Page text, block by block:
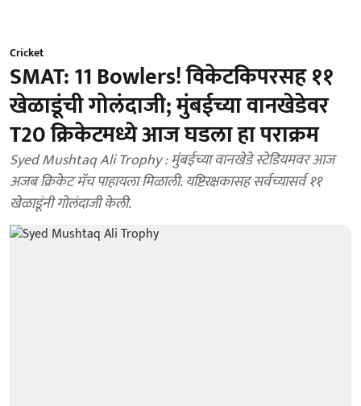
Cricket
SMAT: 11 Bowlers! विकेटकिपरसह ११
खेळाडूंची गोलंदाजी; मुंबईच्या वानखेडेवर
T20 क्रिकेटमध्ये आज घडला हा पराक्रम
Syed Mushtaq Ali Trophy : मुंबईच्या वानखेडे स्टेडियमवर आज
अजब क्रिकेट मॅच पाहायला मिळाली. यष्टिरक्षकासह सर्वच्यासर्व ११
खेळाडूंनी गोलंदाजी केली.